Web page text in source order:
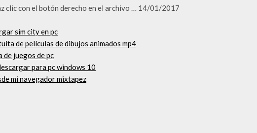
clic con el botón derecho en el archivo … 14/01/2017
sim city en pc
de películas de dibujos animados mp4
de juegos de pc
para pc windows 10
mi navegador mixtapez